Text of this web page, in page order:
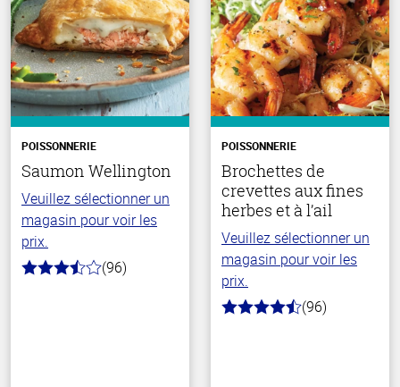
POISSONNERIE
Saumon Wellington
Veuillez sélectionner un
magasin pour voir les
prix.
3.3
(96)
POISSONNERIE
Brochettes de
crevettes aux fines
herbes et à l’ail
Veuillez sélectionner un
magasin pour voir les
prix.
4.7
(96)